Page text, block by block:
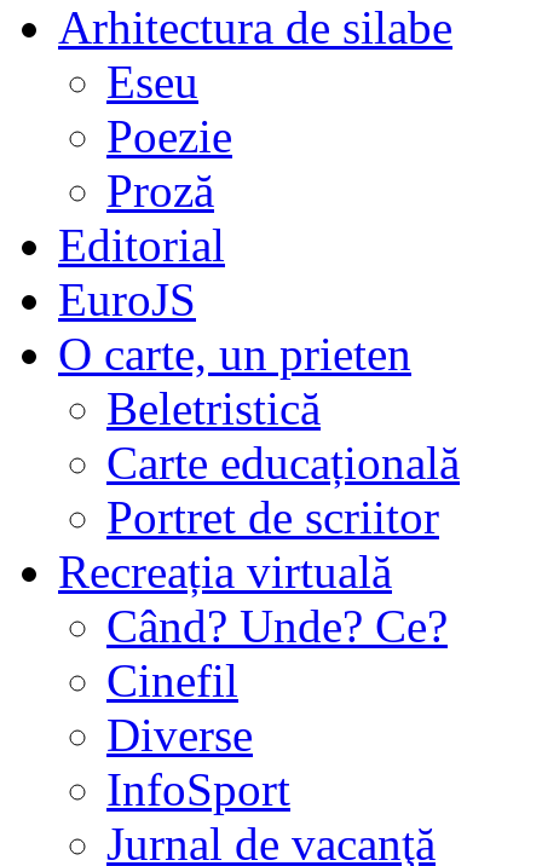
Arhitectura de silabe
Eseu
Poezie
Proză
Editorial
EuroJS
O carte, un prieten
Beletristică
Carte educațională
Portret de scriitor
Recreația virtuală
Când? Unde? Ce?
Cinefil
Diverse
InfoSport
Jurnal de vacanţă